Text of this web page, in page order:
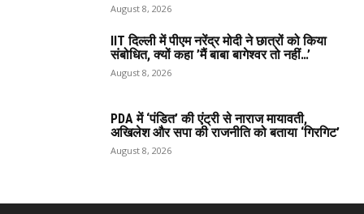
August 8, 2026
IIT दिल्ली में पीएम नरेंद्र मोदी ने छात्रों को किया
संबोधित, क्यों कहा ’मैं बाबा बागेश्वर तो नहीं…’
August 8, 2026
PDA में ‘पंडित’ की एंट्री से नाराज मायावती,
अखिलेश और सपा की राजनीति को बताया ‘गिरगिट’
August 8, 2026